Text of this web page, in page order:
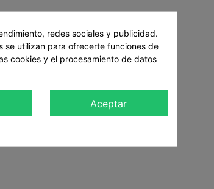
redes sociales y publicidad.
se utilizan para ofrecerte funciones de
cookies y el procesamiento de datos
Aceptar